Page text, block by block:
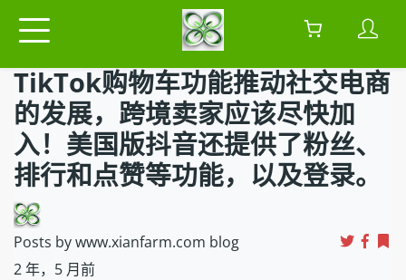
TikTok购物车功能推动社交电商
的发展，跨境卖家应该尽快加
入！美国版抖音还提供了粉丝、
排行和点赞等功能，以及登录。
Posts by www.xianfarm.com blog
2 年，5 月前